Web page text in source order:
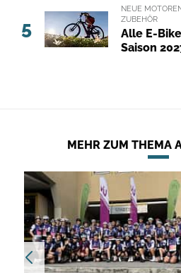
5
NEUE
ZUBEHÖR
Alle E-
Saison
MEHR ZUM THEMA